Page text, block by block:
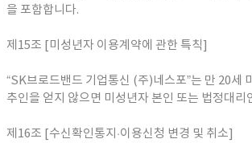
을 포함합니다.
제15조 [미성년자 이용계약에 관한 특칙]
“SK브로드밴드 기업통신 (주)네스포”는 만 20세
추인을 얻지 않으면 미성년자 본인 또는 법정대
제16조 [수신확인통지·이용신청 변경 및 취소]